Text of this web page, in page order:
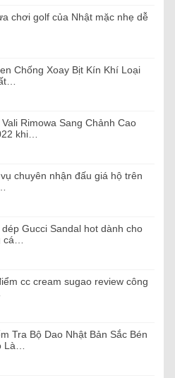
chơi golf của Nhật mặc nhẹ dễ
Chống Xoay Bịt Kín Khí Loại
Rimowa Sang Chảnh Cao
khi…
chuyên nhận đấu giá hộ trên
Gucci Sandal hot dành cho
cá…
cc cream sugao review công
Tra Bộ Dao Nhật Bản Sắc Bén
Là…